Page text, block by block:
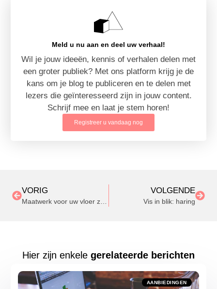
Meld u nu aan en deel uw verhaal!
Wil je jouw ideeën, kennis of verhalen delen met
een groter publiek? Met ons platform krijg je de
kans om je blog te publiceren en te delen met
lezers die geïnteresseerd zijn in jouw content.
Schrijf mee en laat je stem horen!
Registreer u vandaag nog
VORIG VOLGENDE
Vis in blik: haring
Hier zijn enkele gerelateerde berichten
AANBIEDINGEN